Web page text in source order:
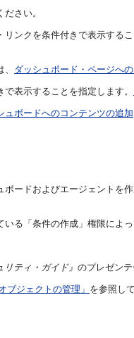
さい。
ンクを条件付きで表示するこ
ダッシュボード・ページへ
表示することを指定します。
ュボードへのコンテンツの追加
ードおよびエージェント
る「条件の作成」権限によっ
ティ・ガイド』 のプレゼン
ジェクトの管理」 を参照し